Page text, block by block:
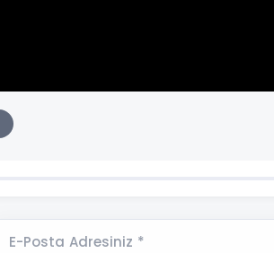
E-Posta Adresiniz *